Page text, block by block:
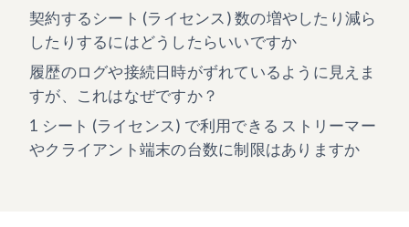
契約するシート (ライセンス) 数の増やしたり減ら
したりするにはどうしたらいいですか
履歴のログや接続日時がずれているように見えま
すが、これはなぜですか？
1 シート (ライセンス) で利用できる ストリーマー
やクライアント端末の台数に制限はありますか